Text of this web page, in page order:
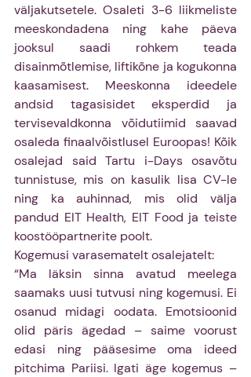
väljakutsetele. Osaleti 3-6 liikmeliste
meeskondadena ning kahe päeva
jooksul saadi rohkem teada
disainmõtlemise, liftikõne ja kogukonna
kaasamisest. Meeskonna ideedele
andsid tagasisidet eksperdid ja
tervisevaldkonna võidutiimid saavad
osaleda finaalvõistlusel Euroopas! Kõik
osalejad said Tartu i-Days osavõtu
tunnistuse, mis on kasulik lisa CV-le
ning ka auhinnad, mis olid välja
pandud EIT Health, EIT Food ja teiste
koostööpartnerite poolt.
Kogemusi varasematelt osalejatelt:
“Ma läksin sinna avatud meelega
saamaks uusi tutvusi ning kogemusi. Ei
osanud midagi oodata. Emotsioonid
olid päris ägedad – saime voorust
edasi ning pääsesime oma ideed
pitchima Pariisi. Igati äge kogemus –